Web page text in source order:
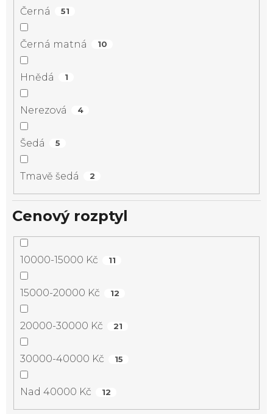
Černá 51
Černá matná 10
Hnědá 1
Nerezová 4
Šedá 5
Tmavě šedá 2
Cenový rozptyl
10000-15000 Kč 11
15000-20000 Kč 12
20000-30000 Kč 21
30000-40000 Kč 15
Nad 40000 Kč 12